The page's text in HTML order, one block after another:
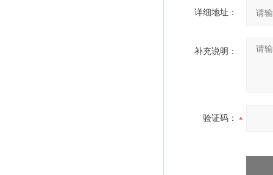
详细地址：
补充说明：
验证码：